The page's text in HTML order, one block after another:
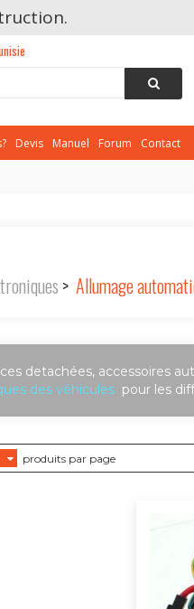
Devis Manuel Forum Contact
>Allumage
detachées, accessoires
des véhiculespour les
produits par page